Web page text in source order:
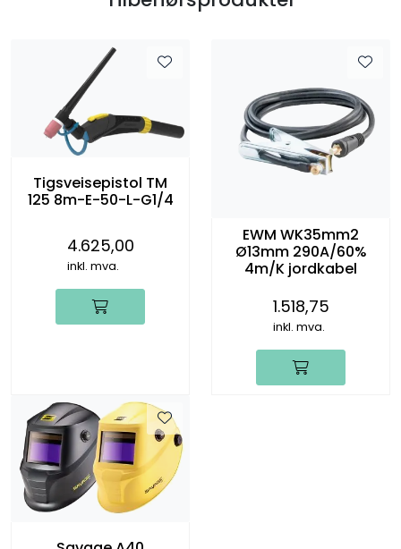
Tigsveisepistol TM
125 8m-E-50-L-G1/4
4.625,00
inkl. mva.
EWM WK35mm2
Ø13mm 290A/60%
4m/K jordkabel
1.518,75
inkl. mva.